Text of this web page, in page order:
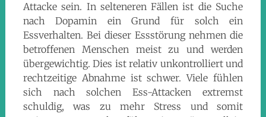
Attacke sein. In selteneren Fällen ist die Suche
nach Dopamin ein Grund für solch ein
Essverhalten. Bei dieser Essstörung nehmen die
betroffenen Menschen meist zu und werden
übergewichtig. Dies ist relativ unkontrolliert und
rechtzeitige Abnahme ist schwer. Viele fühlen
sich nach solchen Ess-Attacken extremst
schuldig, was zu mehr Stress und somit